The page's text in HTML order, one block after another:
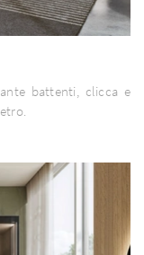
battenti, clicca e